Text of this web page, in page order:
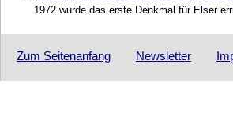
1972 wurde das erste Denkmal für Elser
Zum Seitenanfang Newsletter